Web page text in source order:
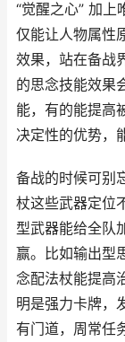
“觉醒之心” 加
仅能让人物属性
效果，站在备战
的思念技能效果
能，有的能提高
决定性的优势，
备战的时候可别
杖这些武器定位
型武器能给全队
赢。比如输出型
念配法杖能提高
明是强力卡牌，
有门道，周常任